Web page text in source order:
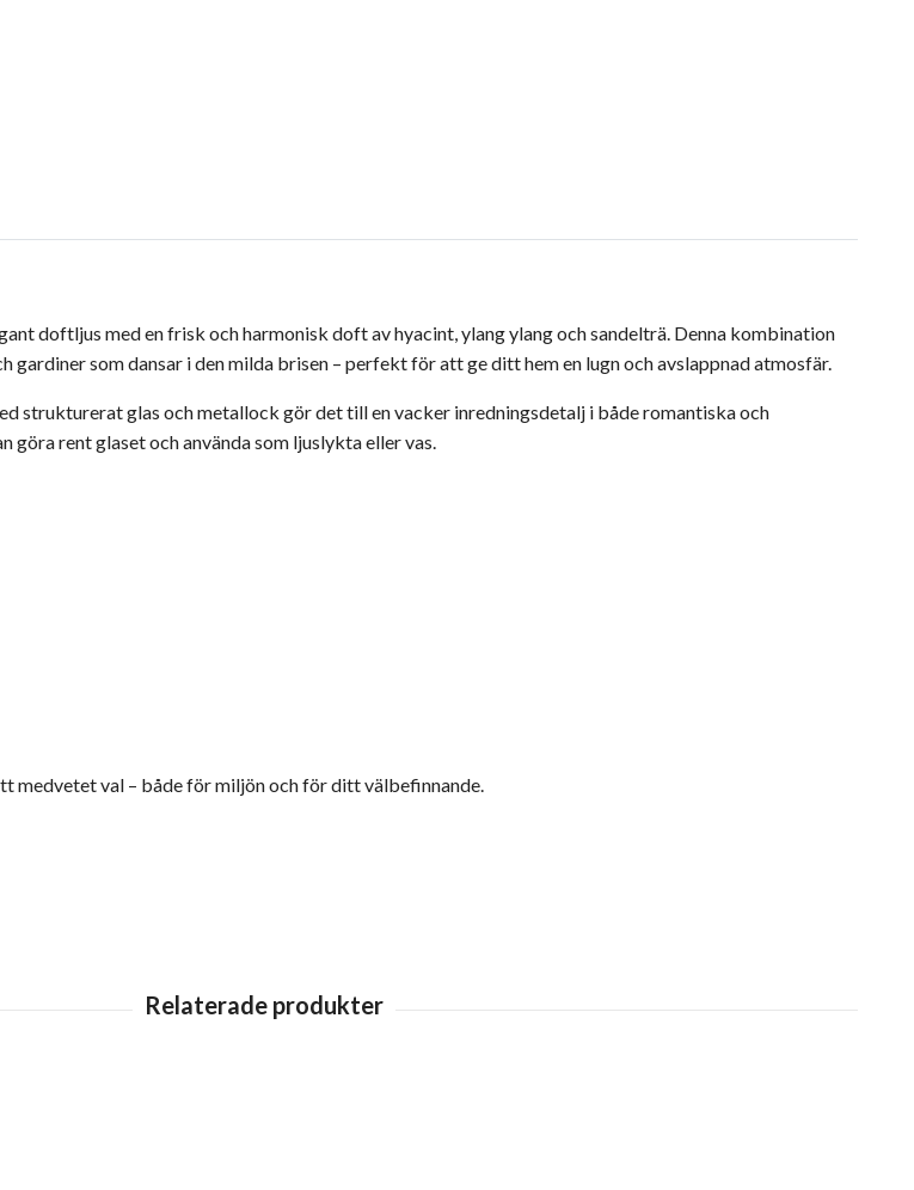
doftljus med enfrisk och harmonisk doft av hyacint, ylang ylang och sandelträ. Denna kombination
gardiner som dansar i den milda brisen – perfekt för att ge ditt hem en lugn och avslappnad atmosfär.
strukturerat glas och metallock gör det till en vacker inredningsdetalj i både romantiska och
göra rent glaset och använda som ljuslykta eller vas.
medvetet val – både för miljön och för ditt välbefinnande.